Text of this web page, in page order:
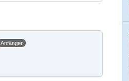
Anfänger